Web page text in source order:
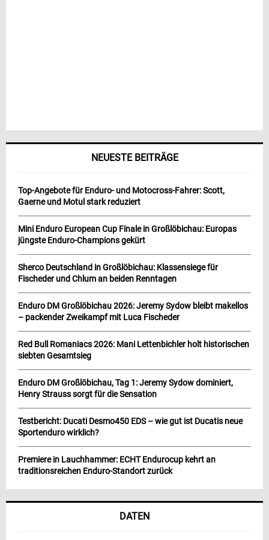
NEUESTE BEITRÄGE
Top-Angebote für Enduro- und Motocross-Fahrer: Scott,
Gaerne und Motul stark reduziert
Mini Enduro European Cup Finale in Großlöbichau: Europas
jüngste Enduro-Champions gekürt
Sherco Deutschland in Großlöbichau: Klassensiege für
Fischeder und Chlum an beiden Renntagen
Enduro DM Großlöbichau 2026: Jeremy Sydow bleibt makellos
– packender Zweikampf mit Luca Fischeder
Red Bull Romaniacs 2026: Mani Lettenbichler holt historischen
siebten Gesamtsieg
Enduro DM Großlöbichau, Tag 1: Jeremy Sydow dominiert,
Henry Strauss sorgt für die Sensation
Testbericht: Ducati Desmo450 EDS – wie gut ist Ducatis neue
Sportenduro wirklich?
Premiere in Lauchhammer: ECHT Endurocup kehrt an
traditionsreichen Enduro-Standort zurück
DATEN